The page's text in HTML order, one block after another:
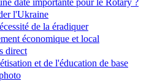
date importante pour le Rotary ?
l'Ukraine
de la éradiquer
économique et local
direct
et de l'éducation de base